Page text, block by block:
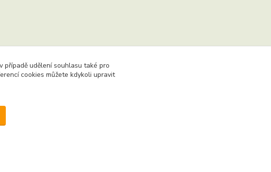
případě udělení souhlasu také pro
cookies můžete kdykoli upravit